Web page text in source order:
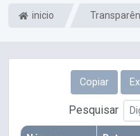
inicio
Copiar
Pesquisar